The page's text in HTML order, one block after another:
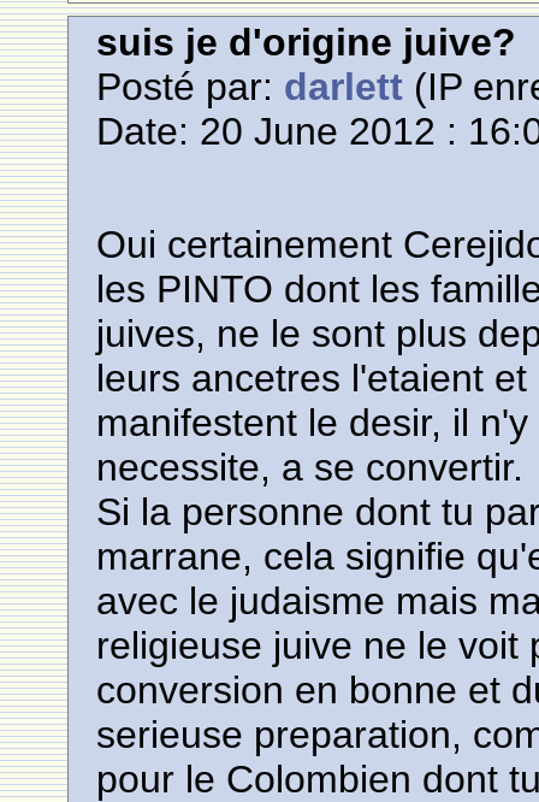
suis je d'origine juive?
Posté par: darlett (IP
Date: 20 June 2012 :
Oui certainement
les PINTO dont les
juives, ne le sont plus
leurs ancetres l'etaient
manifestent le desir, il
necessite, a se convertir.
Si la personne dont tu
marrane, cela signifie
avec le judaisme mais
religieuse juive ne le voit
conversion en bonne et
serieuse preparation,
pour le Colombien dont